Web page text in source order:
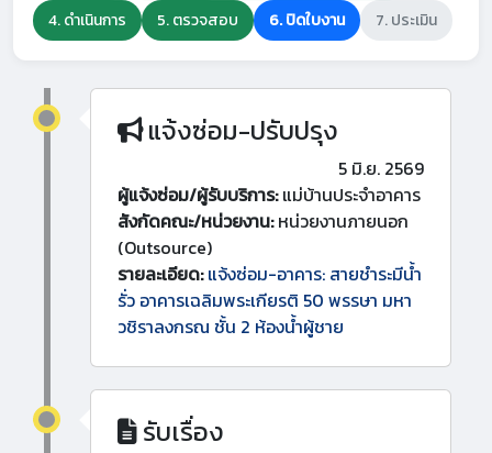
4. ดำเนินการ
5. ตรวจสอบ 6. ปิดใบงาน 7. ประเมิน
แจ้งซ่อม-ปรับปรุง
5 มิ.ย. 2569
ผู้แจ้งซ่อม/ผู้รับบริการ:แม่บ้านประจำอาคาร
สังกัดคณะ/หน่วยงาน:หน่วยงานภายนอก
(Outsource)
รายละเอียด: แจ้งซ่อม-อาคาร: สายชำระมีน้ำ
รั่ว อาคารเฉลิมพระเกียรติ 50 พรรษา มหา
วชิราลงกรณ ชั้น 2 ห้องน้ำผู้ชาย
รับเรื่อง